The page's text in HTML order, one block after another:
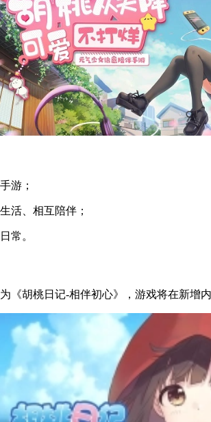
游；
活、相互陪伴；
常。
《胡桃日记-相伴初心》，游戏将在新增